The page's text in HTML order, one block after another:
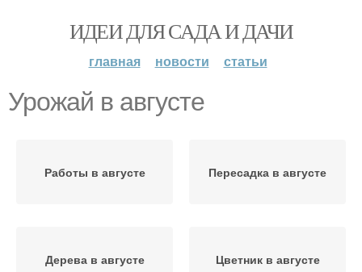
ИДЕИ ДЛЯ САДА И ДАЧИ
главная новости статьи
Урожай в августе
Работы в августе Пересадка в августе
Дерева в августе Цветник в августе